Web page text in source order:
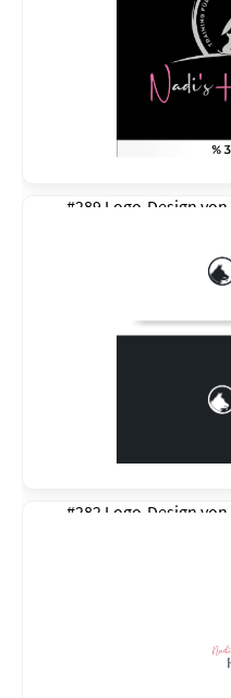
#289 Logo-Design von
#282 Logo-Design von